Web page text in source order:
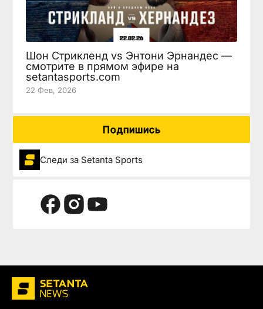
Шон Стрикленд vs Энтони Эрнандес —
смотрите в прямом эфире на
setantasports.com
22 Фев, 2026
Подпишись
Следи за Setanta Sports